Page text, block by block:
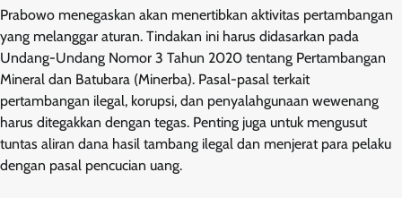
Prabowo menegaskan akan menertibkan aktivitas pertambangan
yang melanggar aturan. Tindakan ini harus didasarkan pada
Undang-Undang Nomor 3 Tahun 2020 tentang Pertambangan
Mineral dan Batubara (Minerba). Pasal-pasal terkait
pertambangan ilegal, korupsi, dan penyalahgunaan wewenang
harus ditegakkan dengan tegas. Penting juga untuk mengusut
tuntas aliran dana hasil tambang ilegal dan menjerat para pelaku
dengan pasal pencucian uang.